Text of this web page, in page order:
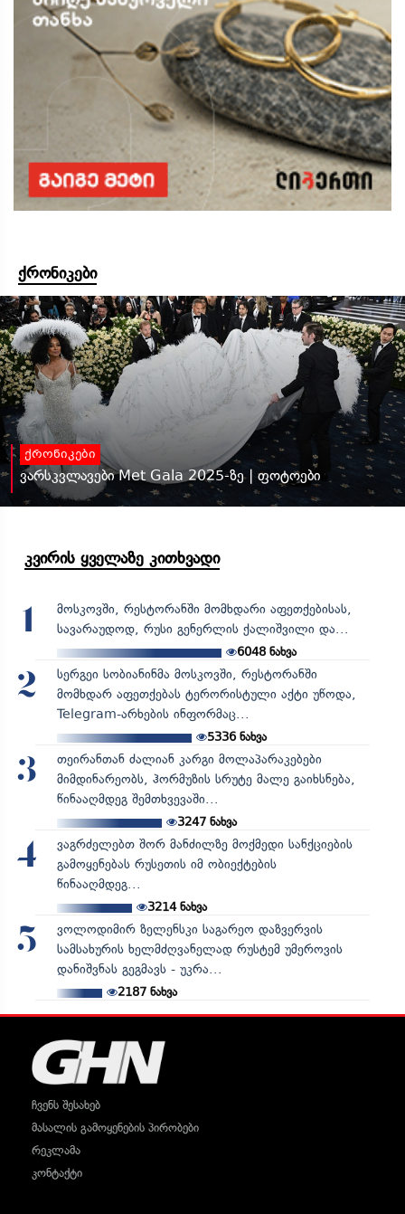
ქრონიკები
ქრონიკები
ვარსკვლავები Met Gala 2025-ზე | ფოტოები
კვირის ყველაზე კითხვადი
1
მოსკოვში, რესტორანში მომხდარი აფეთქებისას,
სავარაუდოდ, რუსი გენერლის ქალიშვილი და...
6048 ნახვა
2
სერგეი სობიანინმა მოსკოვში, რესტორანში
მომხდარ აფეთქებას ტერორისტული აქტი უწოდა,
Telegram-არხების ინფორმაც...
5336ნახვა
3
თეირანთან ძალიან კარგი მოლაპარაკებები
მიმდინარეობს, ჰორმუზის სრუტე მალე გაიხსნება,
წინააღმდეგ შემთხვევაში...
3247ნახვა
4
ვაგრძელებთ შორ მანძილზე მოქმედი სანქციების
გამოყენებას რუსეთის იმ ობიექტების
წინააღმდეგ...
3214ნახვა
5
ვოლოდიმირ ზელენსკი საგარეო დაზვერვის
სამსახურის ხელმძღვანელად რუსტემ უმეროვის
დანიშვნას გეგმავს - უკრა...
2187ნახვა
ჩვენს შესახებ
მასალის გამოყენების პირობები
რეკლამა
კონტაქტი